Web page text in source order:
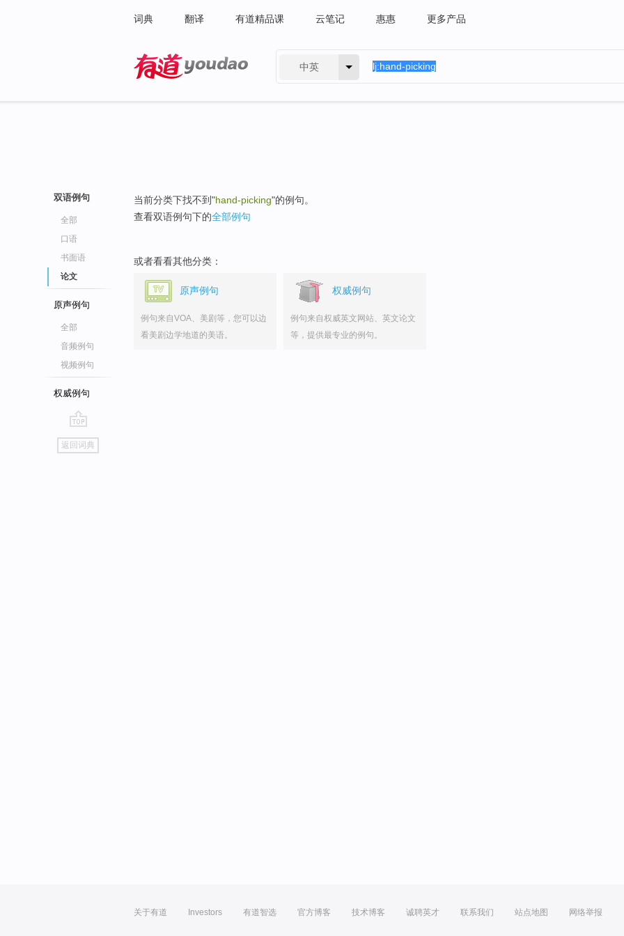
词典 翻译 有道精品课 云笔记 惠惠 更多产品
中英
双语例句
全部
口语
书面语
论文
原声例句
全部
音频例句
视频例句
权威例句
go
top
返回词典
当前分类下找不到"hand-picking"的例句。
查看双语例句下的全部例句
或者看看其他分类：
原声例句
例句来自VOA、美剧等，您可以边
看美剧边学地道的美语。
权威例句
例句来自权威英文网站、英文论文
等，提供最专业的例句。
关于有道 Investors 有道智选 官方博客 技术博客 诚聘英才 联系我们 站点地图 网络举报